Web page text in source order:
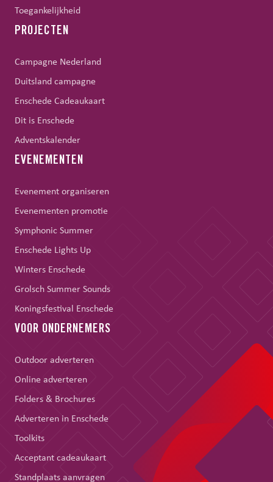
Toegankelijkheid
PROJECTEN
Campagne Nederland
Duitsland campagne
Enschede Cadeaukaart
Dit is Enschede
Adventskalender
EVENEMENTEN
Evenement organiseren
Evenementen promotie
Symphonic Summer
Enschede Lights Up
Winters Enschede
Grolsch Summer Sounds
Koningsfestival Enschede
VOOR ONDERNEMERS
Outdoor adverteren
Online adverteren
Folders & Brochures
Adverteren in Enschede
Toolkits
Acceptant cadeaukaart
Standplaats aanvragen